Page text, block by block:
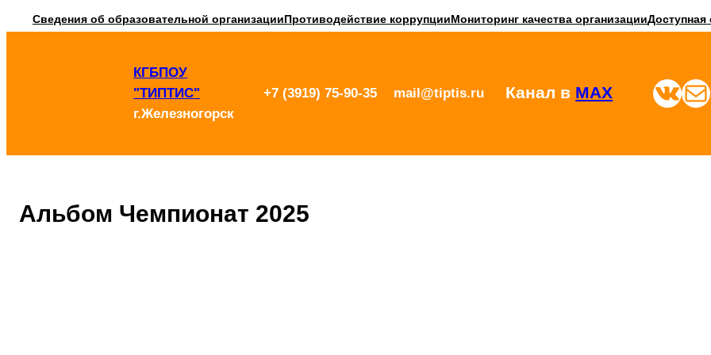
Перейти
содержимому
Сведения об образовательной организацииПротиводействие коррупцииМониторинг качества организацииДоступная
КГБПОУ
"ТИПТИС"
г.Железногорск
+7 (3919) 75-90-35 mail@tiptis.ru Канал в MAX ВКонтакте Почта
Альбом Чемпионат 2025